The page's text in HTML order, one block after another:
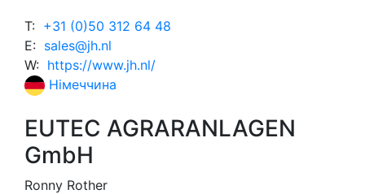
T: +31 (0)50 312 64 48
E: sales@jh.nl
W: https://www.jh.nl/
Німеччина
EUTEC AGRARANLAGEN
GmbH
Ronny Rother